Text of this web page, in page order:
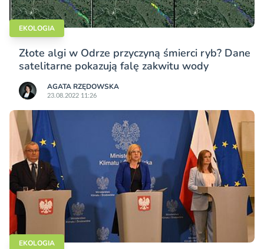
EKOLOGIA
Złote algi w Odrze przyczyną śmierci ryb? Dane
satelitarne pokazują falę zakwitu wody
AGATA RZĘDOWSKA
23.08.2022 11:26
EKOLOGIA